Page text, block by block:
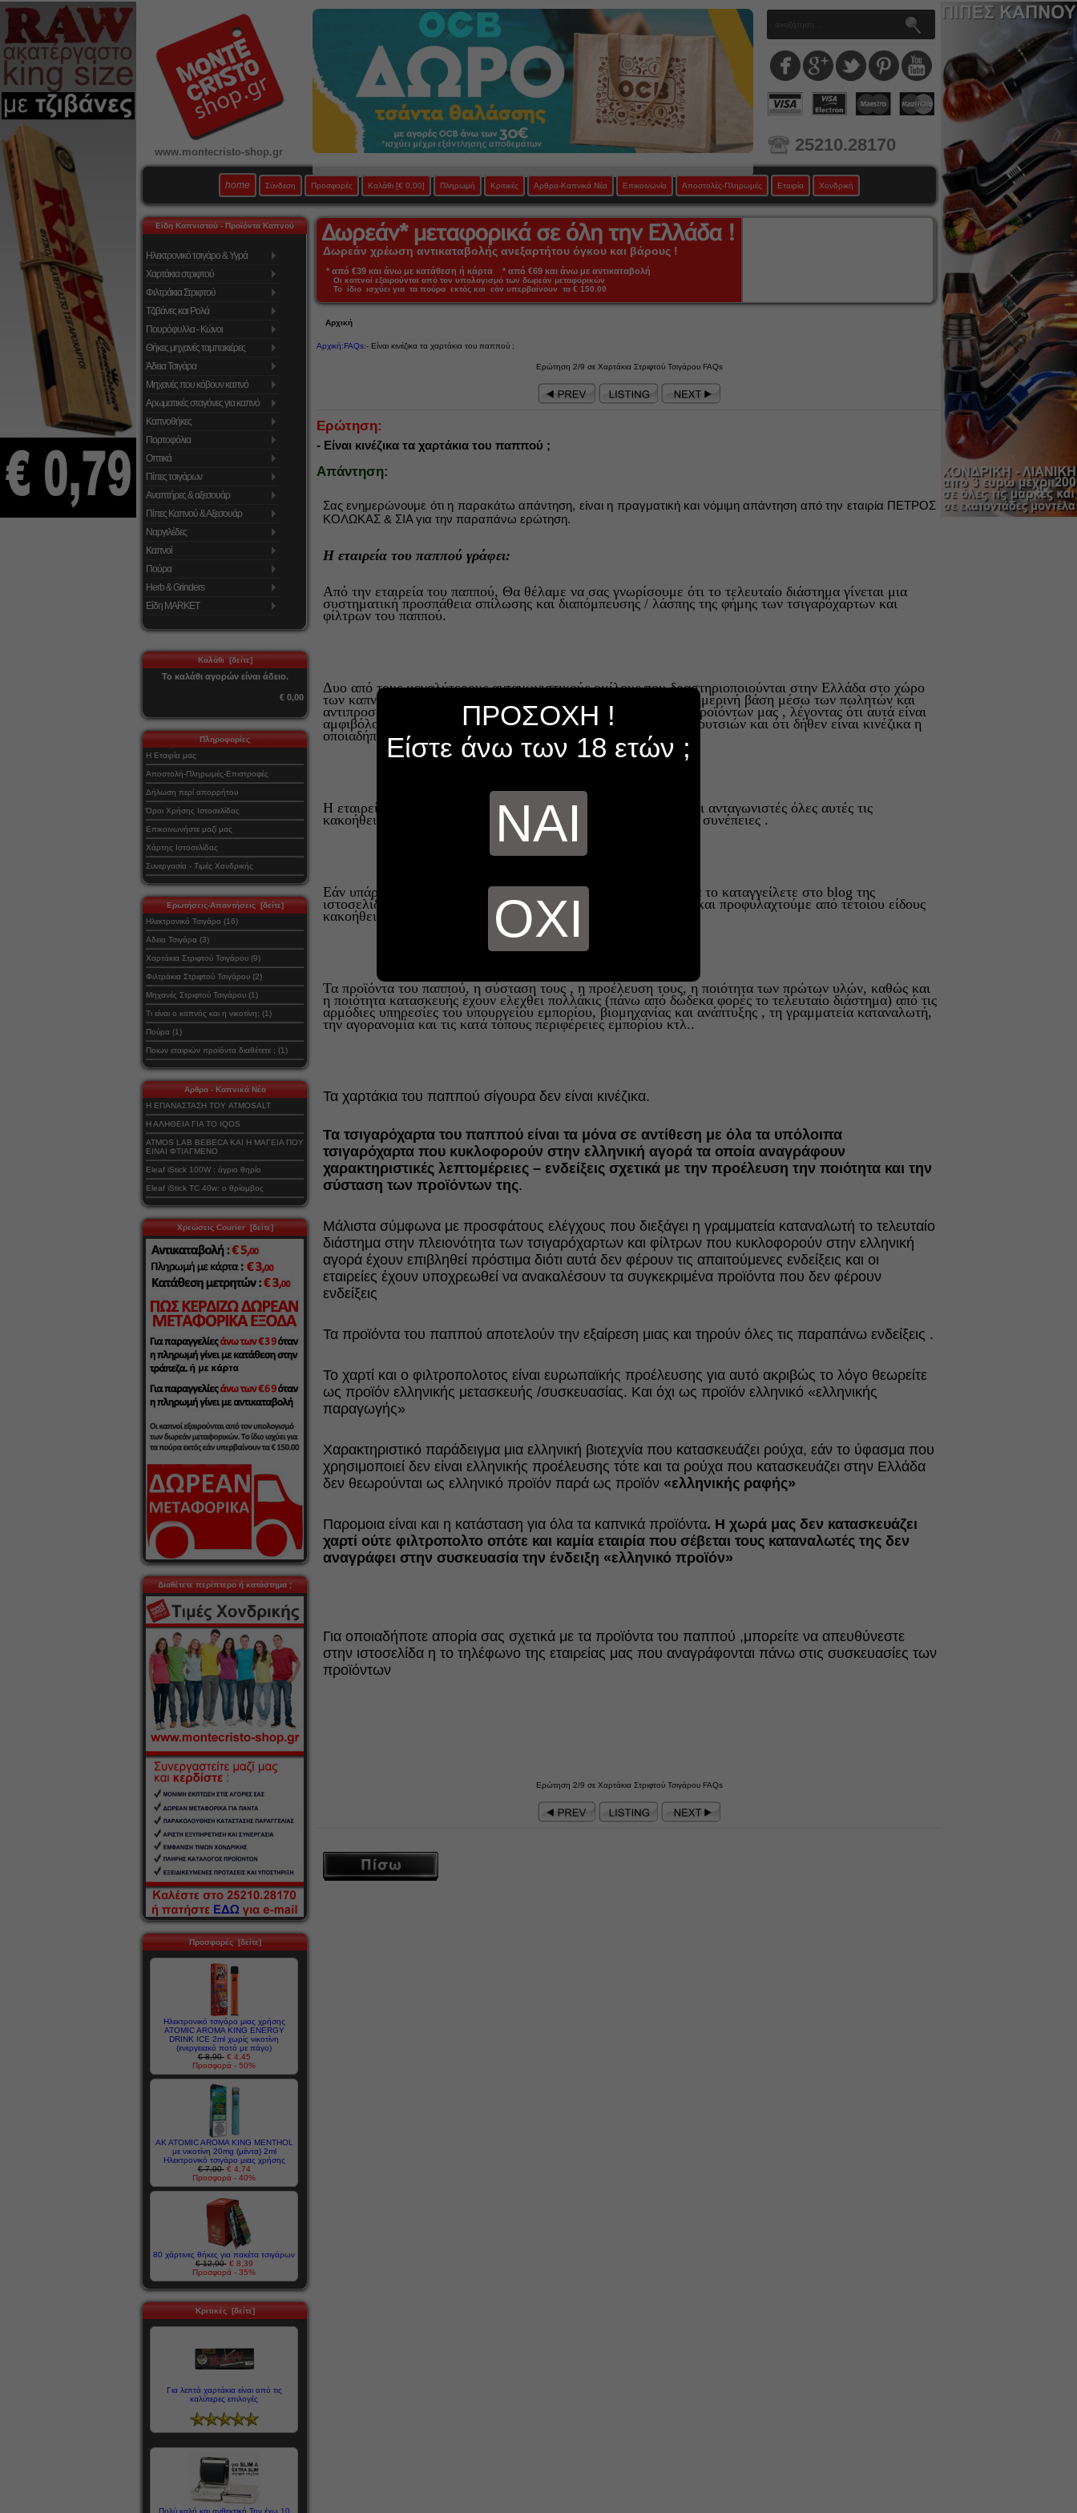
www.montecristo-shop.gr 25210.28170
home Σύνδεση Προσφορές Καλάθι [€ 0,00] Πληρωμή Κριτικές Αρθρα-Καπνικά Νέα Επικοινωνία Αποστολές-Πληρωμές Εταιρία Χονδρική
Είδη Καπνιστού - Προϊόντα Καπνού
Ηλεκτρονικό τσιγάρο & Υγρά
Χαρτάκια στριφτού
Φιλτράκια Στριφτού
Τζιβάνες και Ρολά
Πουρόφυλλα - Κώνοι
Θήκες μηχανές ταμπακιέρες
Άδεια Τσιγάρα
Μηχανές που κόβουν καπνό
Αρωματικές σταγόνες για καπνό
Καπνοθήκες
Πορτοφόλια
Οπτικά
Πίπες τσιγάρων
Αναπτήρες & αξεσουάρ
Πίπες Καπνού & Αξεσουάρ
Ναργιλέδες
Καπνοί
Πούρα
Herb & Grinders
Είδη MARKET
Καλάθι [δείτε]
Το καλάθι αγορών είναι άδειο.
€ 0,00
Πληροφορίες
Η Εταιρία μας
Αποστολή-Πληρωμές-Επιστροφές
Δήλωση περί απορρήτου
Όροι Χρήσης Ιστοσελίδας
Επικοινωνήστε μαζί μας
Χάρτης Ιστοσελίδας
Συνεργασία - Τιμές Χονδρικής
Ερωτήσεις-Απαντήσεις [δείτε]
Ηλεκτρονικό Τσιγάρο (16)
Αδεια Τσιγάρα (3)
Χαρτάκια Στριφτού Τσιγάρου (9)
Φιλτράκια Στριφτού Τσιγάρου (2)
Μηχανές Στριφτού Τσιγάρου (1)
Τι είναι ο καπνός και η νικοτίνη; (1)
Πούρα (1)
Ποιων εταιριών προϊόντα διαθέτετε ; (1)
Αρθρα - Καπνικά Νέα
Η ΕΠΑΝΑΣΤΑΣΗ ΤΟΥ ATMOSALT
Η ΑΛΗΘΕΙΑ ΓΙΑ ΤΟ IQOS
ATMOS LAB BEBECA ΚΑΙ Η ΜΑΓΕΙΑ ΠΟΥ
ΕΙΝΑΙ ΦΤΙΑΓΜΕΝΟ
Eleaf iStick 100W : άγριο θηρίο
Eleaf iStick TC 40w: ο θρίαμβος
Χρεώσεις Courier [δείτε]
Διαθέτετε περίπτερο ή κατάστημα ;
Προσφορές [δείτε]
Ηλεκτρονικό τσιγάρο μιας χρήσης
ATOMIC AROMA KING ENERGY
DRINK ICE 2ml χωρίς νικοτίνη
(ενεργειακό ποτό με πάγο)
€ 8,90 € 4,45
Προσφορά - 50%
AK ATOMIC AROMA KING MENTHOL
με νικοτίνη 20mg (μέντα) 2ml
Ηλεκτρονικό τσιγάρο μιας χρήσης
€ 7,90 € 4,74
Προσφορά - 40%
80 χάρτινες θήκες για πακέτα τσιγάρων
€ 12,90 € 8,39
Προσφορά - 35%
Κριτικές [δείτε]
Για λεπτά χαρτάκια είναι από τις
καλύτερες επιλογές
Πολύ καλή και ανθεκτική.Την έχω 10
Δωρεάν χρέωση αντικαταβολής ανεξαρτήτου όγκου και βάρους !
* από €39 και άνω με κατάθεση ή κάρτα * από €69 και άνω με αντικαταβολή
Οι καπνοί εξαιρούνται από τον υπολογισμό των δωρεάν μεταφορικών
Το ίδιο ισχύει για τα πούρα εκτός και εάν υπερβαίνουν τα € 150.00
Αρχική
Αρχική:FAQs:- Eίναι κινέζικα τα χαρτάκια του παππού ;
Ερώτηση 2/9 σε Χαρτάκια Στριφτού Τσιγάρου FAQs
Ερώτηση:
- Eίναι κινέζικα τα χαρτάκια του παππού ;
Απάντηση:
Σας ενημερώνουμε ότι η παρακάτω απάντηση, είναι η πραγματική και νόμιμη απάντηση από την εταιρία ΠΕΤΡΟΣ
ΚΟΛΩΚΑΣ & ΣΙΑ για την παραπάνω ερώτηση.
Η εταιρεία του παππού γράφει:
Από την εταιρεία του παππού, Θα θέλαμε να σας γνωρίσουμε ότι το τελευταίο διάστημα γίνεται μια
συστηματική προσπάθεια σπίλωσης και διαπόμπευσης / λάσπης της φήμης των τσιγαρόχαρτων και
φίλτρων του παππού.
Δυο από τους μεγαλύτερους ανταγωνιστικούς ομίλους που δραστηριοποιούνται στην Ελλάδα στο χώρο
των καπνικών προϊόντων, τσιγάρων και τσιγαρόχαρτων, σε καθημερινή βάση μέσω των πωλητών και
αντιπροσώπων τους προσπαθούν να αμαυρώσουν τη φήμη των προϊόντων μας , λέγοντας ότι αυτά είναι
αμφιβόλου ποιότητας ότι δήθεν κατασκευάζονται από σόλες παπουτσιών και ότι δήθεν είναι κινέζικα η
οποιαδήποτε άλλη κακοήθεια επινοήσουν.
Η εταιρεία μας έχει ήδη κινηθεί νομικά, παρότι οι συγκεκριμένοι ανταγωνιστές όλες αυτές τις
κακοήθειες τις λένε μόνο προφορικως , ώστε να αποφεύγουν τις συνέπειες .
Εάν υπάρξατε μάρτυς κάποιου τέτοιου περιστατικού μπορείτε να το καταγγείλετε στο blog της
ιστοσελίδας του παππού, έτσι ώστε όλοι μας να ενημερωθούμε και προφυλαχτούμε από τέτοιου είδους
κακοήθειες .
Τα προϊόντα του παππού, η σύσταση τους , η προέλευση τους, η ποιότητα των πρώτων υλών, καθώς και
η ποιότητα κατασκευής έχουν ελεχθει πολλάκις (πάνω από δώδεκα φορές το τελευταίο διάστημα) από τις
αρμόδιες υπηρεσίες του υπουργείου εμπορίου, βιομηχανίας και ανάπτυξης , τη γραμματεία καταναλωτή,
την αγορανομία και τις κατά τόπους περιφέρειες εμπορίου κτλ..
Τα χαρτάκια του παππού σίγουρα δεν είναι κινέζικα.
Τα τσιγαρόχαρτα του παππού είναι τα μόνα σε αντίθεση με όλα τα υπόλοιπα
τσιγαρόχαρτα που κυκλοφορούν στην ελληνική αγορά τα οποία αναγράφουν
χαρακτηριστικές λεπτομέρειες – ενδείξεις σχετικά με την προέλευση την ποιότητα και την
σύσταση των προϊόντων της.
Μάλιστα σύμφωνα με προσφάτους ελέγχους που διεξάγει η γραμματεία καταναλωτή το τελευταίο
διάστημα στην πλειονότητα των τσιγαρόχαρτων και φίλτρων που κυκλοφορούν στην ελληνική
αγορά έχουν επιβληθεί πρόστιμα διότι αυτά δεν φέρουν τις απαιτούμενες ενδείξεις και οι
εταιρείες έχουν υποχρεωθεί να ανακαλέσουν τα συγκεκριμένα προϊόντα που δεν φέρουν
ενδείξεις
Τα προϊόντα του παππού αποτελούν την εξαίρεση μιας και τηρούν όλες τις παραπάνω ενδείξεις .
Το χαρτί και ο φιλτροπολοτος είναι ευρωπαϊκής προέλευσης για αυτό ακριβώς το λόγο θεωρείτε
ως προϊόν ελληνικής μετασκευής /συσκευασίας. Και όχι ως προϊόν ελληνικό «ελληνικής
παραγωγής»
Χαρακτηριστικό παράδειγμα μια ελληνική βιοτεχνία που κατασκευάζει ρούχα, εάν το ύφασμα που
χρησιμοποιεί δεν είναι ελληνικής προέλευσης τότε και τα ρούχα που κατασκευάζει στην Ελλάδα
δεν θεωρούνται ως ελληνικό προϊόν παρά ως προϊόν «ελληνικής ραφής»
Παρομοια είναι και η κατάσταση για όλα τα καπνικά προϊόντα. Η χωρά μας δεν κατασκευάζει
χαρτί ούτε φιλτροπολτο οπότε και καμία εταιρία που σέβεται τους καταναλωτές της δεν
αναγράφει στην συσκευασία την ένδειξη «ελληνικό προϊόν»
Για οποιαδήποτε απορία σας σχετικά με τα προϊόντα του παππού ,μπορείτε να απευθύνεστε
στην ιστοσελίδα η το τηλέφωνο της εταιρείας μας που αναγράφονται πάνω στις συσκευασίες των
προϊόντων
Ερώτηση 2/9 σε Χαρτάκια Στριφτού Τσιγάρου FAQs
ΠΡΟΣΟΧΗ !
Είστε άνω των 18 ετών ;
ΝΑΙ
ΟΧΙ